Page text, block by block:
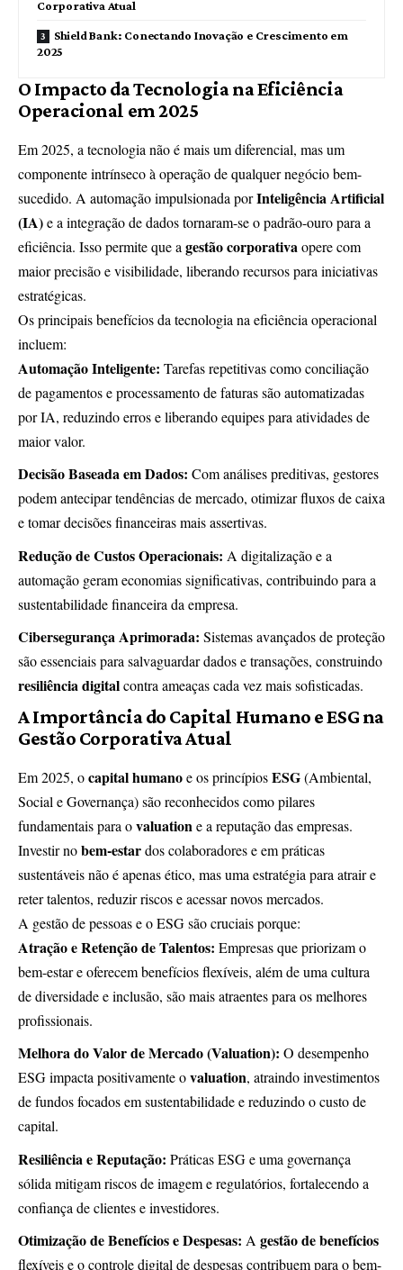
Corporativa Atual
Shield Bank: Conectando Inovação e Crescimento em
2025
O Impacto da Tecnologia na Eficiência
Operacional em 2025
Em 2025, a tecnologia não é mais um diferencial, mas um
componente intrínseco à operação de qualquer negócio bem-
sucedido. A automação impulsionada porInteligência Artificial
(IA)e a integração de dados tornaram-se o padrão-ouro para a
eficiência. Isso permite que a gestão corporativaopere com
maior precisão e visibilidade, liberando recursos para iniciativas
estratégicas.
Os principais benefícios da tecnologia na eficiência operacional
incluem:
Automação Inteligente: Tarefas repetitivas como conciliação
de pagamentos e processamento de faturas são automatizadas
por IA, reduzindo erros e liberando equipes para atividades de
maior valor.
Decisão Baseada em Dados: Com análises preditivas, gestores
podem antecipar tendências de mercado, otimizar fluxos de caixa
e tomar decisões financeiras mais assertivas.
Redução de Custos Operacionais: A digitalização e a
automação geram economias significativas, contribuindo para a
sustentabilidade financeira da empresa.
Cibersegurança Aprimorada: Sistemas avançados de proteção
são essenciais para salvaguardar dados e transações, construindo
resiliência digitalcontra ameaças cada vez mais sofisticadas.
A Importância do Capital Humano e ESG na
Gestão Corporativa Atual
Em 2025, ocapital humanoe os princípiosESG(Ambiental,
Social e Governança) são reconhecidos como pilares
fundamentais para ovaluatione a reputação das empresas.
Investir nobem-estardos colaboradores e em práticas
sustentáveis não é apenas ético, mas uma estratégia para atrair e
reter talentos, reduzir riscos e acessar novos mercados.
A gestão de pessoas e o ESG são cruciais porque:
Atração e Retenção de Talentos: Empresas que priorizam o
bem-estar e oferecem benefícios flexíveis, além de uma cultura
de diversidade e inclusão, são mais atraentes para os melhores
profissionais.
Melhora do Valor de Mercado (Valuation): O desempenho
ESG impacta positivamente ovaluation, atraindo investimentos
de fundos focados em sustentabilidade e reduzindo o custo de
capital.
Resiliência e Reputação: Práticas ESG e uma governança
sólida mitigam riscos de imagem e regulatórios, fortalecendo a
confiança de clientes e investidores.
Otimização de Benefícios e Despesas: Agestão de benefícios
flexíveis e o controle digital de despesas contribuem para o bem-